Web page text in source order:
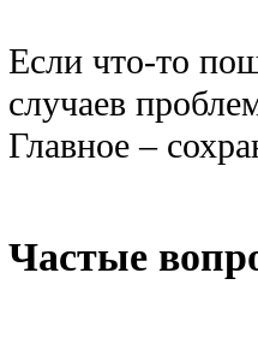
Если что-то
случаев
Главное –
Частые